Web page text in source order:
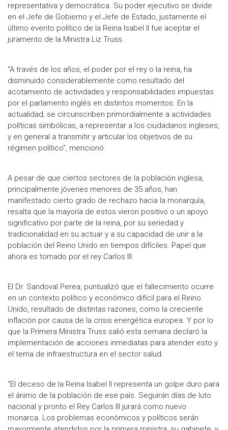
representativa y democrática. Su poder ejecutivo se divide
en el Jefe de Gobierno y el Jefe de Estado, justamente el
último evento político de la Reina Isabel II fue aceptar el
juramento de la Ministra Liz Truss.
“A través de los años, el poder por el rey o la reina, ha
disminuido considerablemente como resultado del
acotamiento de actividades y responsabilidades impuestas
por el parlamento inglés en distintos momentos. En la
actualidad, se circunscriben primordialmente a actividades
políticas simbólicas, a representar a los ciudadanos ingleses,
y en general a transmitir y articular los objetivos de su
régimen político”, mencionó.
A pesar de que ciertos sectores de la población inglesa,
principalmente jóvenes menores de 35 años, han
manifestado cierto grado de rechazo hacia la monarquía,
resalta que la mayoría de estos vieron positivo o un apoyo
significativo por parte de la reina, por su seriedad y
tradicionalidad en su actuar y a su capacidad de unir a la
población del Reino Unido en tiempos difíciles. Papel que
ahora es tomado por el rey Carlos III.
El Dr. Sandoval Perea, puntualizó que el fallecimiento ocurre
en un contexto político y económico difícil para el Reino
Unido, resultado de distintas razones, como la creciente
inflación por causa de la crisis energética europea. Y por lo
que la Primera Ministra Truss salió esta semana declaró la
implementación de acciones inmediatas para atender esto y
el tema de infraestructura en el sector salud.
“El deceso de la Reina Isabel II representa un golpe duro para
el ánimo de la población de ese país. Seguirán días de luto
nacional y pronto el Rey Carlos III jurará como nuevo
monarca. Los problemas económicos y políticos serán